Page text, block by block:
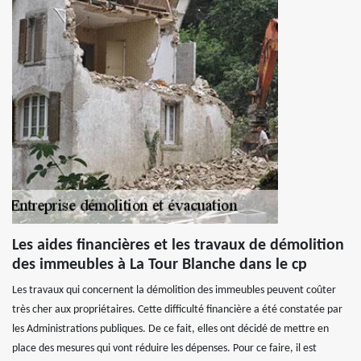
Les aides financières et les travaux de démolition
des immeubles à La Tour Blanche dans le cp
Les travaux qui concernent la démolition des immeubles peuvent coûter
très cher aux propriétaires. Cette difficulté financière a été constatée par
les Administrations publiques. De ce fait, elles ont décidé de mettre en
place des mesures qui vont réduire les dépenses. Pour ce faire, il est